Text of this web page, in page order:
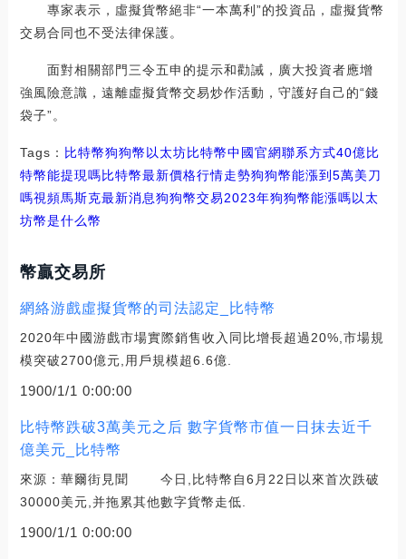
專家表示，虛擬貨幣絕非“一本萬利”的投資品，虛擬貨幣
交易合同也不受法律保護。
面對相關部門三令五申的提示和勸誡，廣大投資者應增
強風險意識，遠離虛擬貨幣交易炒作活動，守護好自己的“錢
袋子”。
Tags： 比特幣狗狗幣 以太坊比特幣中國官網聯系方式40億比
特幣能提現嗎比特幣最新價格行情走勢狗狗幣能漲到5萬美刀
嗎視頻馬斯克最新消息狗狗幣交易2023年狗狗幣能漲嗎以太
坊幣是什么幣
幣贏交易所
網絡游戲虛擬貨幣的司法認定_比特幣
2020年中國游戲市場實際銷售收入同比增長超過20%,市場規
模突破2700億元,用戶規模超6.6億.
1900/1/1 0:00:00
比特幣跌破3萬美元之后 數字貨幣市值一日抹去近千
億美元_比特幣
來源：華爾街見聞 今日,比特幣自6月22日以來首次跌破
30000美元,并拖累其他數字貨幣走低.
1900/1/1 0:00:00